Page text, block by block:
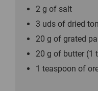
2 g of salt
3 uds of dried
20 g of grated
20 g of butter (1
1 teaspoon of